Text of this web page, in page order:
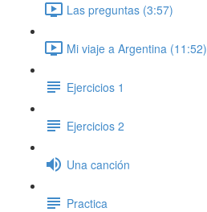
Las preguntas (3:57)
Mi viaje a Argentina (11:52)
Ejercicios 1
Ejercicios 2
Una canción
Practica